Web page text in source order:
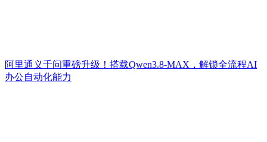
阿里通义千问重磅升级！搭载Qwen3.8-MAX，解锁全流程AI
办公自动化能力